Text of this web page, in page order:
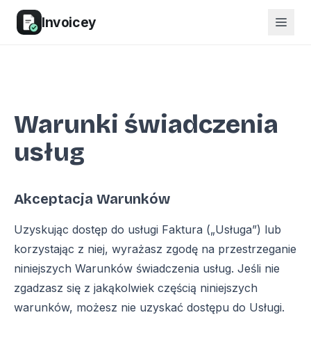
Invoicey
Warunki świadczenia
usług
Akceptacja Warunków
Uzyskując dostęp do usługi Faktura („Usługa”) lub
korzystając z niej, wyrażasz zgodę na przestrzeganie
niniejszych Warunków świadczenia usług. Jeśli nie
zgadzasz się z jakąkolwiek częścią niniejszych
warunków, możesz nie uzyskać dostępu do Usługi.